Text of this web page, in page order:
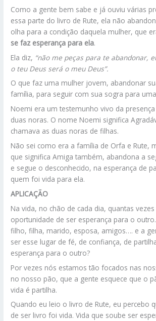
Como a gente bem sabe e já ouviu várias
essa parte do livro de Rute, ela não
olha para a condição daquela mulher, que
se faz esperança para ela.
Ela diz, “não me peças para te abandonar,
o teu Deus será o meu Deus”.
O que faz uma mulher jovem, abandonar
família, para seguir com sua sogra para
Noemi era um testemunho vivo da
duas noras. O nome Noemi significa
chamava as duas noras de filhas.
Não sei como era a família de Orfa e Rute,
que significa Amiga também, abandona a
e segue o desconhecido, na esperança de
quem foi vida para ela.
APLICAÇÃO
Na vida, no chão de cada dia, quantas
oportunidade de ser esperança para o
filho, filha, marido, esposa, amigos…. e a
ser esse lugar de fé, de confiança, de
esperança para o outro?
Por vezes nós estamos tão focados nas
no nosso pão, que a gente esquece que o
vida é partilha.
Quando eu leio o livro de Rute, eu percebo
de ser livro foi vida. Vida que soube ser